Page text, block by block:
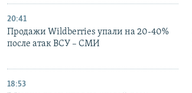
20:41
Продажи Wildberries упали на 20-40%
после атак ВСУ – СМИ
18:53